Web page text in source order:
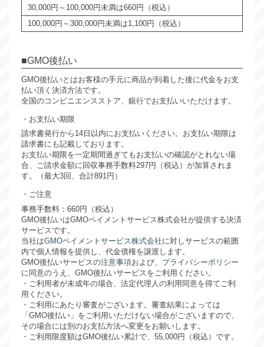
30,000円～100,000円未満は660円（税込）
100,000円～300,000円未満は1,100円（税込）
GMO後払い
GMO後払いとはお客様の手元に商品が到着した後に代金をお支
払い頂く決済方法です。
全国のコンビニエンスストア、銀行でお支払いいただけます。
お支払い期限
請求書発行から14日以内にお支払いください。お支払い期限は
請求書にも記載しております。
お支払い期限を一定期間過ぎてもお支払いの確認がとれない場
合、ご請求金額に回収事務手数料297円（税込）が加算されま
す。（最大3回、合計891円）
ご注意
事務手数料：660円（税込）
GMO後払いはGMOペイメントサービス株式会社が提供する決済
サービスです。
当社はGMOペイメントサービス株式会社に対しサービスの範囲
内で個人情報を提供し、代金債権を譲渡します。
GMO後払いサービスの注意事項および、 プライバシーポリシー
に同意のうえ、GMO後払いサービスをご利用ください。
・ご利用者が未成年の場合、法定代理人の利用同意を得てご利
用ください。
・ご利用にあたり審査がございます。審査結果によっては
「GMO後払い」をご利用いただけない場合がございますので、
その場合には別のお支払方法へ変更をお願いします。
・ご利用限度額はGMO後払い累計で、55,000円（税込）です。